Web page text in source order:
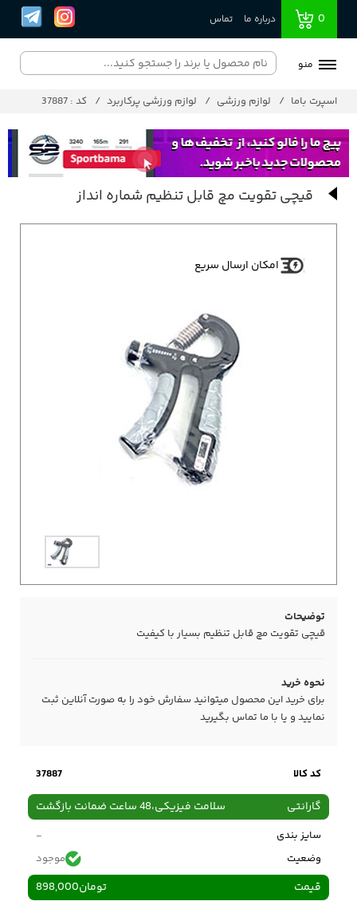
0 درباره ما تماس
منو
اسپرت باما لوازم ورزشی لوازم ورزشی پرکاربرد کد : 37887
قیچی تقویت مچ قابل تنظیم شماره انداز
امکان ارسال سریع
توضیحات
قیچی تقویت مچ قابل تنظیم بسیار با کیفیت
نحوه خرید
برای خرید این محصول میتوانید سفارش خود را به صورت آنلاین ثبت
نمایید و یا با ما تماس بگیرید
کد کالا 37887
گارانتی سلامت فیزیکی،48 ساعت ضمانت بازگشت
سایز بندی
-
وضعیت
موجود
قیمت 898,000تومان